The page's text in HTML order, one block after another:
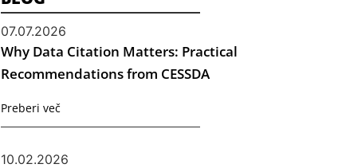
07.07.2026
Why Data Citation Matters: Practical
Recommendations from CESSDA
Preberi več
10.02.2026